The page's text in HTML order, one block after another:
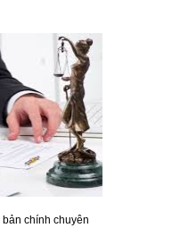
chính chuyên